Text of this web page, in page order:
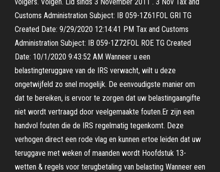
Customs Administration Subject: IB 059-1Z61FOL GRI TG
Created Date: 9/29/2020 12:14:41 PM Tax and Customs
Administration Subject: IB 059-1Z72FOL ROE TG Created
Date: 10/1/2020 9:43:52 AM Wanneer u een
belastingteruggave van de IRS verwacht, wilt u deze
ongetwijfeld zo snel mogelijk. De eenvoudigste manier om
dat te bereiken, is ervoor te zorgen dat uw belastingaangifte
niet wordt vertraagd door veelgemaakte fouten.Er zijn een
handvol fouten die de IRS regelmatig tegenkomt. Deze
verhogen direct een rode vlag en kunnen ertoe leiden dat uw
teruggave met weken of maanden wordt Hoofdstuk 13-
wetten & regels voor terugbetaling van belasting Wanneer een